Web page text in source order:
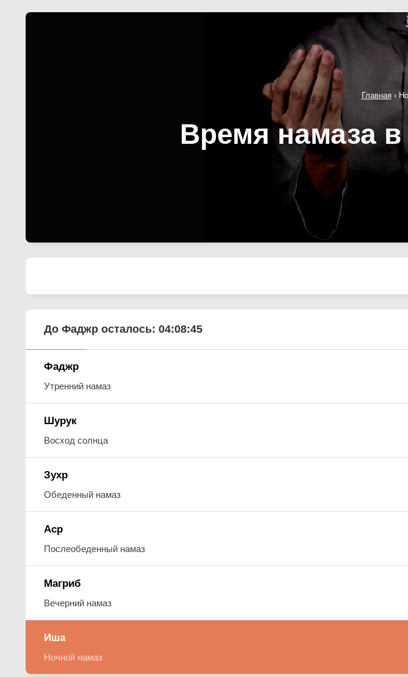
Главная›
Время намаза
До Фаджр осталось: 04:08:44
Фаджр
Утренний намаз
Шурук
Восход солнца
Зухр
Обеденный намаз
Аср
Послеобеденный намаз
Магриб
Вечерний намаз
Иша
Ночной намаз